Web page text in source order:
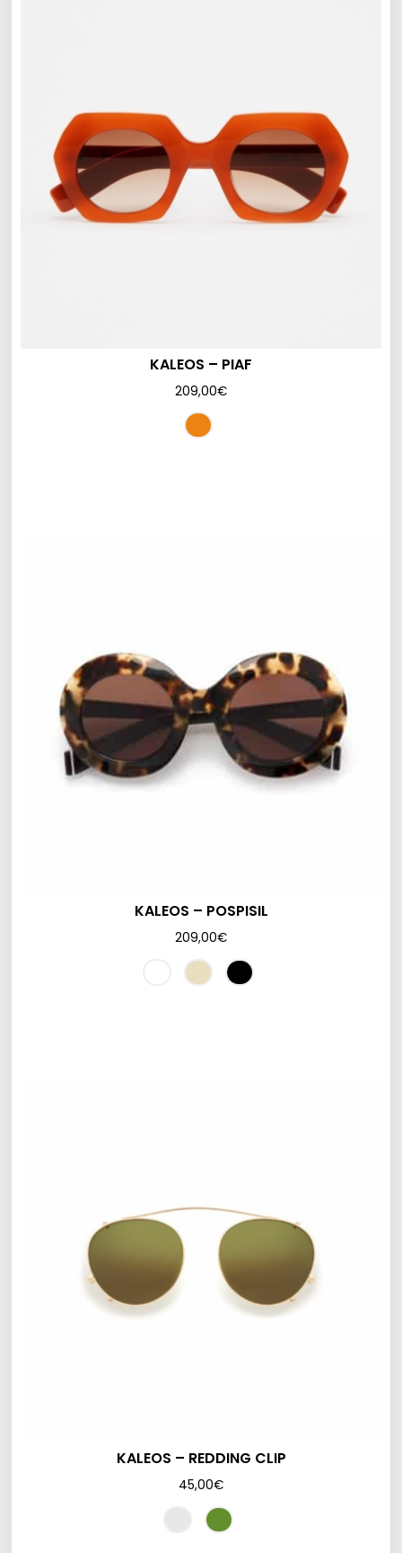
KALEOS – PIAF
209,00€
KALEOS – POSPISIL
209,00€
KALEOS – REDDING CLIP
45,00€